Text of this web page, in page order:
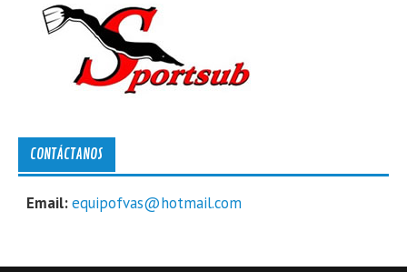
CONTÁCTANOS
Email:equipofvas@hotmail.com